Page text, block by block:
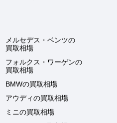
メルセデス・ベンツの
買取相場
フォルクス・ワーゲンの
買取相場
BMWの買取相場
アウディの買取相場
ミニの買取相場